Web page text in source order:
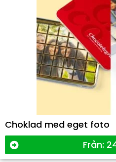
Choklad med eget foto
Från: